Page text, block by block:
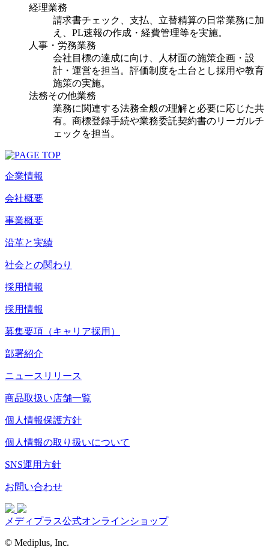
経理業務
請求書チェック、支払、立替精算の日常業務に加
え、PL速報の作成・経費管理等を実施。
人事・労務業務
会社目標の達成に向け、人材面の施策企画・設
計・運営を担当。評価制度を土台とし採用や教育
施策の実施。
法務その他業務
業務に関連する法務全般の理解と必要に応じた共
有。商標登録手続や業務委託契約書のリーガルチ
ェックを担当。
企業情報
会社概要
事業概要
沿革と実績
社会との関わり
採用情報
採用情報
募集要項（キャリア採用）
部署紹介
ニュースリリース
商品取扱い店舗一覧
個人情報保護方針
個人情報の取り扱いについて
SNS運用方針
お問い合わせ
メディプラス公式オンラインショップ
© Mediplus, Inc.